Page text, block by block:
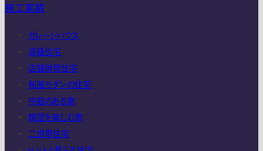
施工実績
ガレージハウス
高級住宅
店舗併用住宅
和風モダンの住宅
中庭のある家
眺望を楽しむ家
二世帯住宅